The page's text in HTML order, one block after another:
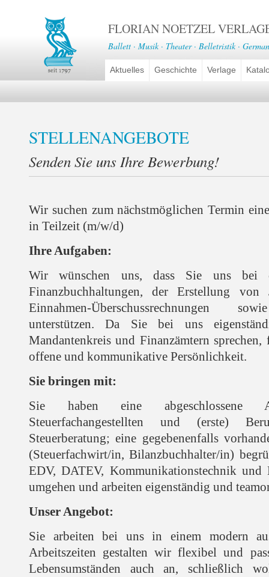
FLORIAN NOETZEL
Ballett · Musik · Theater · Belletristik ·
Aktuelles Geschichte Verlage
STELLENANGEBOTE
Senden Sie uns Ihre Bewerbung!
Wir suchen zum nächstmöglichen Termin
in Teilzeit (m/w/d)
Ihre Aufgaben:
Wir wünschen uns, dass Sie uns bei
Finanzbuchhaltungen, der Erstellung von
Einnahmen-Überschussrechnungen
unterstützen. Da Sie bei uns
Mandantenkreis und Finanzämtern
offene und kommunikative Persönlichkeit.
Sie bringen mit:
Sie haben eine abgeschlossene
Steuerfachangestellten und (erste)
Steuerberatung; eine gegebenenfalls
(Steuerfachwirt/in, Bilanzbuchhalter/in)
EDV, DATEV, Kommunikationstechnik
umgehen und arbeiten eigenständig und
Unser Angebot:
Sie arbeiten bei uns in einem modern
Arbeitszeiten gestalten wir flexibel und
Lebensumständen auch an, schließlich